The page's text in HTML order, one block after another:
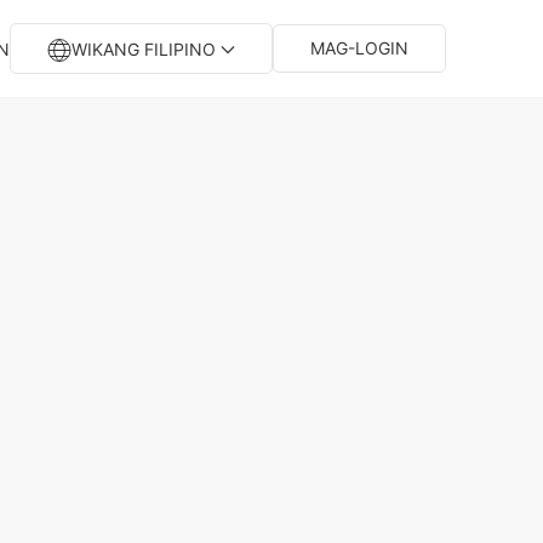
WIKANG FILIPINO MAG-LOGIN